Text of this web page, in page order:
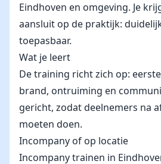
Eindhoven en omgeving. Je
aansluit op de praktijk:
toepasbaar.
Wat je leert
De training richt zich op:
brand, ontruiming en
gericht, zodat deelnemers na
moeten doen.
Incompany of op locatie
Incompany trainen in